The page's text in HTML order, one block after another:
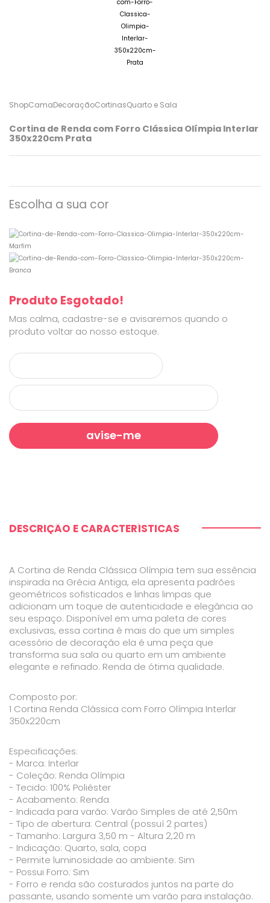
ShopCamaDecoraçãoCortinasQuarto e Sala
Cortina de Renda com Forro Clássica Olímpia Interlar
350x220cm Prata
Escolha a sua cor
Produto Esgotado!
Mas calma, cadastre-se e avisaremos quando o
produto voltar ao nosso estoque.
DESCRIÇÃO E CARACTERÍSTICAS
A Cortina de Renda Clássica Olímpia tem sua essência
inspirada na Grécia Antiga, ela apresenta padrões
geométricos sofisticados e linhas limpas que
adicionam um toque de autenticidade e elegância ao
seu espaço. Disponível em uma paleta de cores
exclusivas, essa cortina é mais do que um simples
acessório de decoração ela é uma peça que
transforma sua sala ou quarto em um ambiente
elegante e refinado. Renda de ótima qualidade.
Composto por:
1 Cortina Renda Clássica com Forro Olímpia Interlar
350x220cm
Especificações:
- Marca: Interlar
- Coleção: Renda Olímpia
- Tecido: 100% Poliéster
- Acabamento: Renda
- Indicada para varão: Varão Simples de até 2,50m
- Tipo de abertura: Central (possuí 2 partes)
- Tamanho: Largura 3,50 m - Altura 2,20 m
- Indicação: Quarto, sala, copa
- Permite luminosidade ao ambiente: Sim
- Possui Forro: Sim
- Forro e renda são costurados juntos na parte do
passante, usando somente um varão para instalação.